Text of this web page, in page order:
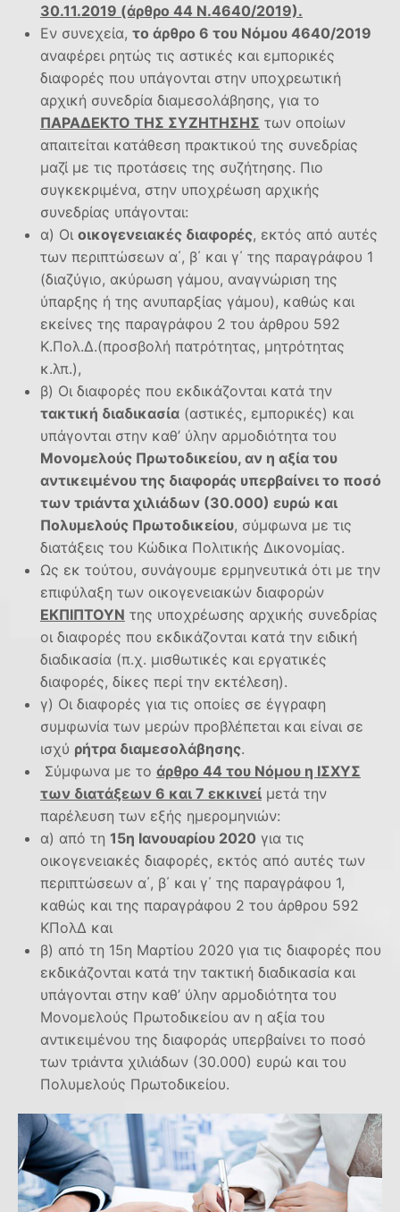
30.11.2019 (άρθρο 44 Ν.4640/2019).
Εν συνεχεία, το άρθρο 6 του Νόμου 4640/2019
αναφέρει ρητώς τις αστικές και εμπορικές
διαφορές που υπάγονται στην υποχρεωτική
αρχική συνεδρία διαμεσολάβησης, για το
ΠΑΡΑΔΕΚΤΟ ΤΗΣ ΣΥΖΗΤΗΣΗΣ των οποίων
απαιτείται κατάθεση πρακτικού της συνεδρίας
μαζί με τις προτάσεις της συζήτησης. Πιο
συγκεκριμένα, στην υποχρέωση αρχικής
συνεδρίας υπάγονται:
α) Οι οικογενειακές διαφορές, εκτός από αυτές
των περιπτώσεων α΄, β΄ και γ΄ της παραγράφου 1
(διαζύγιο, ακύρωση γάμου, αναγνώριση της
ύπαρξης ή της ανυπαρξίας γάμου), καθώς και
εκείνες της παραγράφου 2 του άρθρου 592
Κ.Πολ.Δ.(προσβολή πατρότητας, μητρότητας
κ.λπ.),
β) Οι διαφορές που εκδικάζονται κατά την
τακτική διαδικασία (αστικές, εμπορικές) και
υπάγονται στην καθ’ ύλην αρμοδιότητα του
Μονομελούς Πρωτοδικείου, αν η αξία του
αντικειμένου της διαφοράς υπερβαίνει το ποσό
των τριάντα χιλιάδων (30.000) ευρώ και
Πολυμελούς Πρωτοδικείου, σύμφωνα με τις
διατάξεις του Κώδικα Πολιτικής Δικονομίας.
Ως εκ τούτου, συνάγουμε ερμηνευτικά ότι με την
επιφύλαξη των οικογενειακών διαφορών
ΕΚΠΙΠΤΟΥΝ της υποχρέωσης αρχικής συνεδρίας
οι διαφορές που εκδικάζονται κατά την ειδική
διαδικασία (π.χ. μισθωτικές και εργατικές
διαφορές, δίκες περί την εκτέλεση).
γ) Οι διαφορές για τις οποίες σε έγγραφη
συμφωνία των μερών προβλέπεται και είναι σε
ισχύ ρήτρα διαμεσολάβησης.
Σύμφωνα με το άρθρο 44 του Νόμου η ΙΣΧΥΣ
των διατάξεων 6 και 7 εκκινεί μετά την
παρέλευση των εξής ημερομηνιών:
α) από τη 15η Ιανουαρίου 2020 για τις
οικογενειακές διαφορές, εκτός από αυτές των
περιπτώσεων α΄, β΄ και γ΄ της παραγράφου 1,
καθώς και της παραγράφου 2 του άρθρου 592
ΚΠολΔ και
β) από τη 15η Μαρτίου 2020 για τις διαφορές που
εκδικάζονται κατά την τακτική διαδικασία και
υπάγονται στην καθ’ ύλην αρμοδιότητα του
Μονομελούς Πρωτοδικείου αν η αξία του
αντικειμένου της διαφοράς υπερβαίνει το ποσό
των τριάντα χιλιάδων (30.000) ευρώ και του
Πολυμελούς Πρωτοδικείου.